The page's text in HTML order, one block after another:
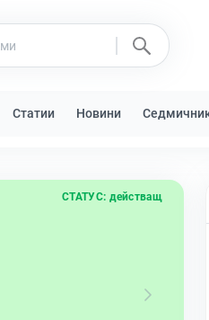
Статии Новини
СТАТУС: действащ